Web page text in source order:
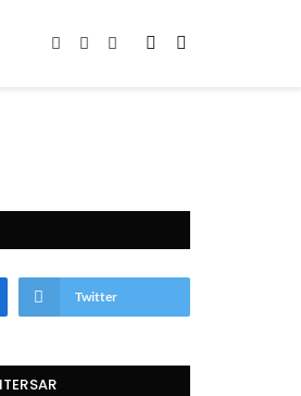
Facebook
X
Instagram
Twitter